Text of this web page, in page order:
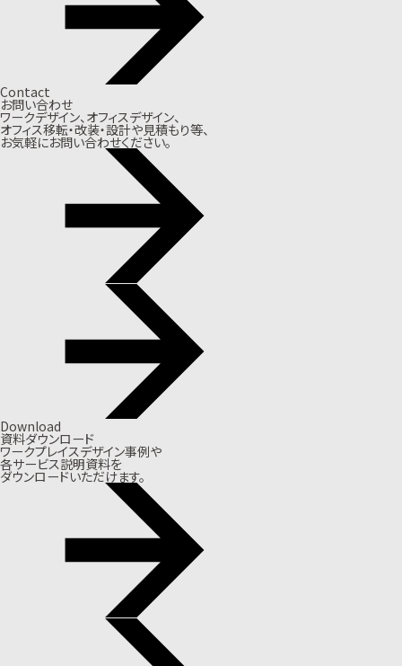
Contact
お問い合わせ
ワークデザイン、オフィスデザイン、
オフィス移転・改装・設計や見積もり等、
お気軽にお問い合わせください。
Download
資料ダウンロード
ワークプレイスデザイン事例や
各サービス説明資料を
ダウンロードいただけます。